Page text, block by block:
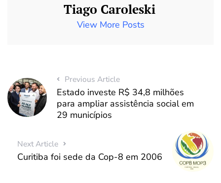
Tiago Caroleski
View More Posts
Previous Article
Estado investe R$ 34,8 milhões
para ampliar assistência social em
29 municípios
Next Article
Curitiba foi sede da Cop-8 em 2006